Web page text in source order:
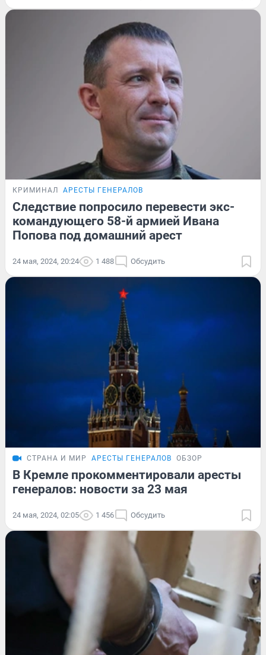
КРИМИНАЛ АРЕСТЫ ГЕНЕРАЛОВ
Следствие попросило перевести экс-
командующего 58-й армией Ивана
Попова под домашний арест
24 мая, 2024, 20:24 1 488 Обсудить
СТРАНА И МИР АРЕСТЫ ГЕНЕРАЛОВ ОБЗОР
В Кремле прокомментировали аресты
генералов: новости за 23 мая
24 мая, 2024, 02:05 1 456 Обсудить